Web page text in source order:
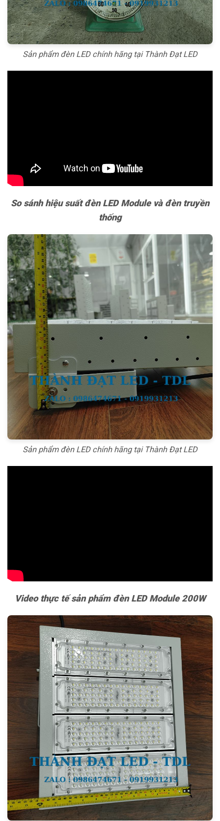
Sản phẩm đèn LED chính hãng tại Thành Đạt LED
So sánh hiệu suất đèn LED Module và đèn truyền
thống
Sản phẩm đèn LED chính hãng tại Thành Đạt LED
Video thực tế sản phẩm đèn LED Module 200W